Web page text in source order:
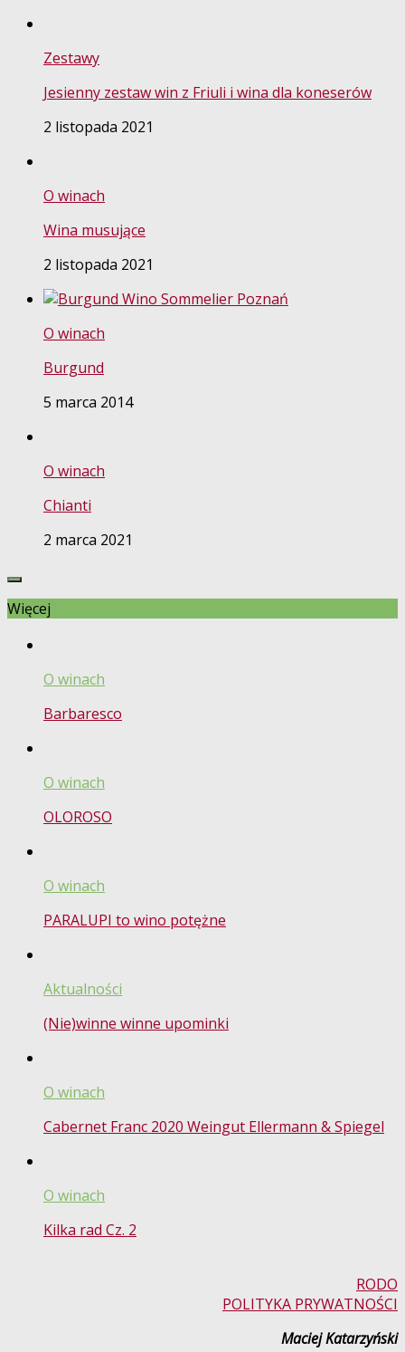
Zestawy
Jesienny zestaw win z Friuli i wina dla koneserów
2 listopada 2021
O winach
Wina musujące
2 listopada 2021
O winach
Burgund
5 marca 2014
O winach
Chianti
2 marca 2021
Więcej
O winach
Barbaresco
O winach
OLOROSO
O winach
PARALUPI to wino potężne
Aktualności
(Nie)winne winne upominki
O winach
Cabernet Franc 2020 Weingut Ellermann & Spiegel
O winach
Kilka rad Cz. 2
RODO
POLITYKA PRYWATNOŚCI
Maciej Katarzyński